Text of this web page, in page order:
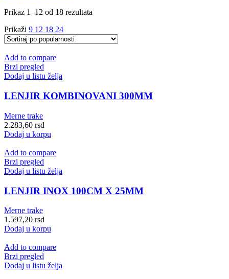
Prikaz 1–12 od 18 rezultata
Prikaži 9 12 18 24
Add to compare
Brzi pregled
Dodaj u listu želja
LENJIR KOMBINOVANI 300MM
Merne trake
2.283,60 rsd
Dodaj u korpu
Add to compare
Brzi pregled
Dodaj u listu želja
LENJIR INOX 100CM X 25MM
Merne trake
1.597,20 rsd
Dodaj u korpu
Add to compare
Brzi pregled
Dodaj u listu želja